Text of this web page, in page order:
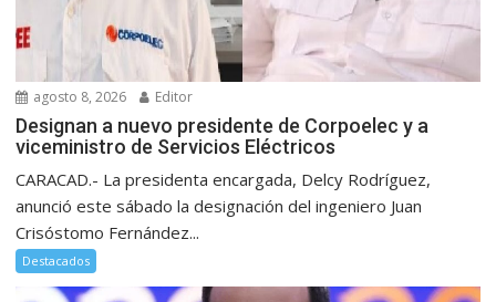
agosto 8, 2026 Editor
Designan a nuevo presidente de Corpoelec y a
viceministro de Servicios Eléctricos
CARACAD.- La presidenta encargada, Delcy Rodríguez,
anunció este sábado la designación del ingeniero Juan
Crisóstomo Fernández...
Destacados